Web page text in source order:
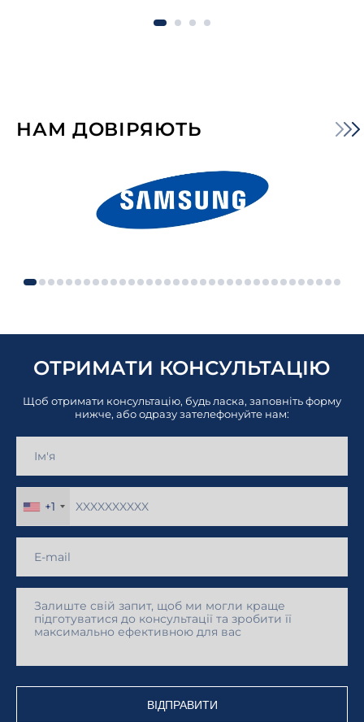
НАМ ДОВІРЯЮТЬ
ОТРИМАТИ КОНСУЛЬТАЦІЮ
Щоб отримати консультацію, будь ласка, заповніть форму
нижче, або одразу зателефонуйте нам:
+1
ВІДПРАВИТИ